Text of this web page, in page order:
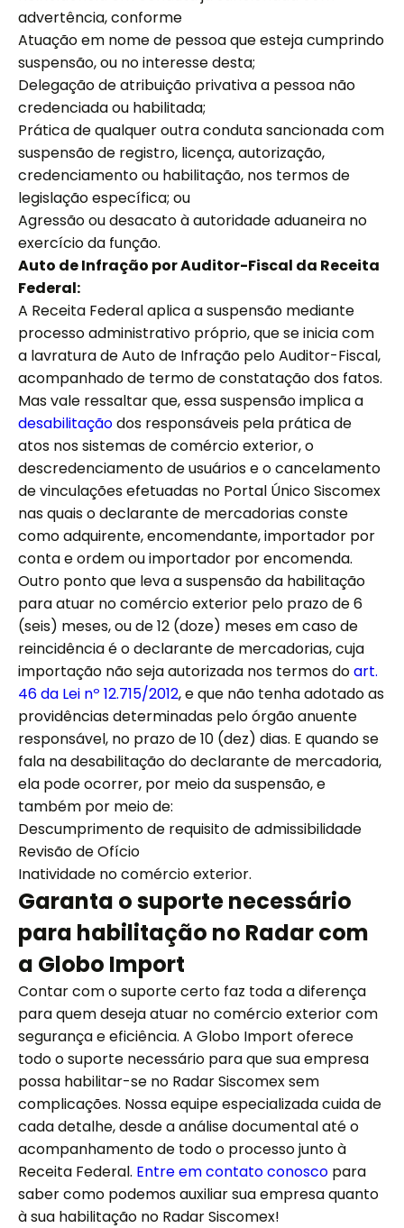
advertência, conforme
Atuação em nome de pessoa que esteja cumprindo
suspensão, ou no interesse desta;
Delegação de atribuição privativa a pessoa não
credenciada ou habilitada;
Prática de qualquer outra conduta sancionada com
suspensão de registro, licença, autorização,
credenciamento ou habilitação, nos termos de
legislação específica; ou
Agressão ou desacato à autoridade aduaneira no
exercício da função.
Auto de Infração por Auditor-Fiscal da Receita
Federal:
A Receita Federal aplica a suspensão mediante
processo administrativo próprio, que se inicia com
a lavratura de Auto de Infração pelo Auditor-Fiscal,
acompanhado de termo de constatação dos fatos.
Mas vale ressaltar que, essa suspensão implica a
desabilitaçãodos responsáveis pela prática de
atos nos sistemas de comércio exterior, o
descredenciamento de usuários e o cancelamento
de vinculações efetuadas no Portal Único Siscomex
nas quais o declarante de mercadorias conste
como adquirente, encomendante, importador por
conta e ordem ou importador por encomenda.
Outro ponto que leva a suspensão da habilitação
para atuar no comércio exterior pelo prazo de 6
(seis) meses, ou de 12 (doze) meses em caso de
reincidência é o declarante de mercadorias, cuja
importação não seja autorizada nos termos doart.
46 da Lei nº 12.715/2012, e que não tenha adotado as
providências determinadas pelo órgão anuente
responsável, no prazo de 10 (dez) dias. E quando se
fala na desabilitação do declarante de mercadoria,
ela pode ocorrer, por meio da suspensão, e
também por meio de:
Descumprimento de requisito de admissibilidade
Revisão de Ofício
Inatividade no comércio exterior.
Garanta o suporte necessário
para habilitação no Radar com
a Globo Import
Contar com o suporte certo faz toda a diferença
para quem deseja atuar no comércio exterior com
segurança e eficiência. A Globo Import oferece
todo o suporte necessário para que sua empresa
possa habilitar-se no Radar Siscomex sem
complicações. Nossa equipe especializada cuida de
cada detalhe, desde a análise documental até o
acompanhamento de todo o processo junto à
Receita Federal. Entre em contato conosco para
saber como podemos auxiliar sua empresa quanto
à sua habilitação no Radar Siscomex!